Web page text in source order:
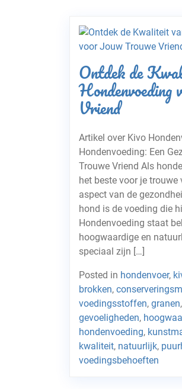
Ontdek de
Vriend
Artikel over Kivo
Hondenvoeding: Een
Trouwe Vriend Als
het beste voor je trouwe
aspect van de
hond is de voeding die
Hondenvoeding staat
hoogwaardige en
speciaal zijn […]
Posted in hondenvoer,
brokken,
voedingsstoffen, granen,
gevoeligheden,
hondenvoeding,
kwaliteit, natuurlijk,
voedingsbehoeften